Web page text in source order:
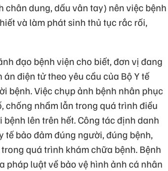
dung, dấu vân tay) nên việc bệnh
và làm phát sinh thủ tục rắc rối,
đạo bệnh viện cho biết, đơn vị đang
điện tử theo yêu cầu của Bộ Y tế
bệnh. Việc chụp ảnh bệnh nhân phục
chống nhầm lẫn trong quá trình điều
lên trên hết. Công tác định danh
bảo đảm đúng người, đúng bệnh,
quá trình khám chữa bệnh. Bệnh
pháp luật về bảo vệ hình ảnh cá nhân